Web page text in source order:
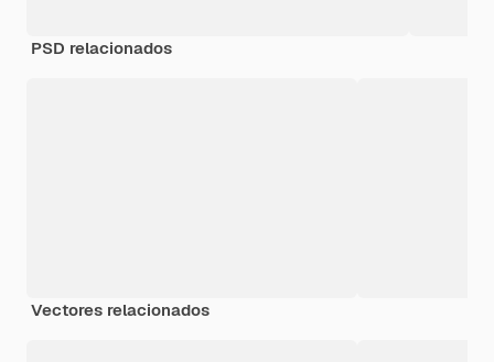
PSD relacionados
Vectores relacionados